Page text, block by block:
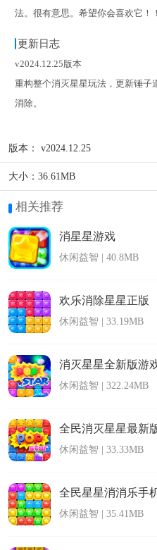
法。很有意思。希望你会喜欢它！！
更新日志
v2024.12.25版本
重构整个消灭星星玩法，更新锤子
消除。
版本： v2024.12.25
大小： 36.61MB
相关推荐
消星星游戏
休闲益智 | 40.8MB
欢乐消除星星正版
休闲益智 | 33.19MB
消灭星星全新版游
休闲益智 | 322.24MB
全民消灭星星最新
休闲益智 | 33.33MB
全民星星消消乐手
休闲益智 | 35.41MB